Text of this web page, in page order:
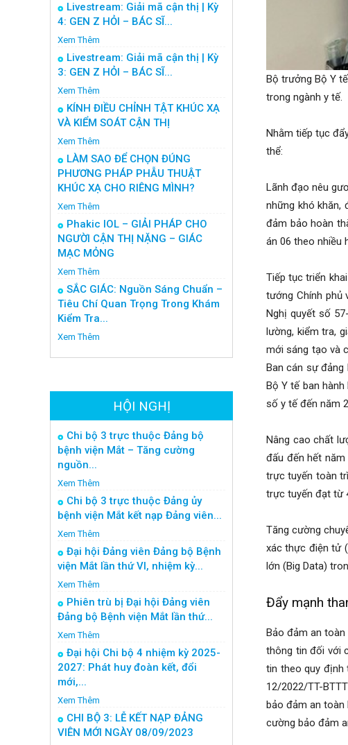
Bộ trưởng Bộ Y
trong ngành y tế.
Nhằm tiếp tục
thể:
Lãnh đạo nêu
những khó khăn,
đảm bảo hoàn
án 06 theo nhiều
Tiếp tục triển
tướng Chính phủ
Nghị quyết số
lường, kiểm tra,
mới sáng tạo và
Ban cán sự đảng
Bộ Y tế ban
số y tế đến năm
Nâng cao chất
đấu đến hết
trực tuyến toàn
trực tuyến đạt từ
Tăng cường
xác thực điện tử
lớn (Big Data)
Đẩy mạnh
Bảo đảm an toàn
thông tin đối với
tin theo quy định
12/2022/TT-
bảo đảm an toàn
cường bảo đảm
Livestream: Giải mã cận thị | Kỳ
4: GEN Z HỎI – BÁC SĨ...
Xem Thêm
Livestream: Giải mã cận thị | Kỳ
3: GEN Z HỎI – BÁC SĨ...
Xem Thêm
KÍNH ĐIỀU CHỈNH TẬT KHÚC XẠ
VÀ KIỂM SOÁT CẬN THỊ
Xem Thêm
LÀM SAO ĐỂ CHỌN ĐÚNG
PHƯƠNG PHÁP PHẪU THUẬT
KHÚC XẠ CHO RIÊNG MÌNH?
Xem Thêm
Phakic IOL – GIẢI PHÁP CHO
NGƯỜI CẬN THỊ NẶNG – GIÁC
MẠC MỎNG
Xem Thêm
SẮC GIÁC: Nguồn Sáng Chuẩn –
Tiêu Chí Quan Trọng Trong Khám
Kiểm Tra...
Xem Thêm
HỘI NGHỊ
Chi bộ 3 trực thuộc Đảng bộ
bệnh viện Mắt – Tăng cường
nguồn...
Xem Thêm
Chi bộ 3 trực thuộc Đảng ủy
bệnh viện Mắt kết nạp Đảng viên...
Xem Thêm
Đại hội Đảng viên Đảng bộ Bệnh
viện Mắt lần thứ VI, nhiệm kỳ...
Xem Thêm
Phiên trù bị Đại hội Đảng viên
Đảng bộ Bệnh viện Mắt lần thứ...
Xem Thêm
Đại hội Chi bộ 4 nhiệm kỳ 2025-
2027: Phát huy đoàn kết, đổi
mới,...
Xem Thêm
CHI BỘ 3: LỄ KẾT NẠP ĐẢNG
VIÊN MỚI NGÀY 08/09/2023